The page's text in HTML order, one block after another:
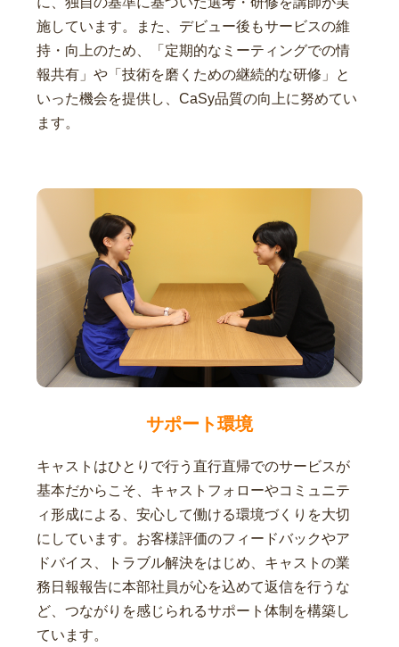
施しています。また、デビュー後もサービスの維
持・向上のため、「定期的なミーティングでの情
報共有」や「技術を磨くための継続的な研修」と
いった機会を提供し、CaSy品質の向上に努めてい
ます。
サポート環境
キャストはひとりで行う直行直帰でのサービスが
基本だからこそ、キャストフォローやコミュニテ
ィ形成による、安心して働ける環境づくりを大切
にしています。お客様評価のフィードバックやア
ドバイス、トラブル解決をはじめ、キャストの業
務日報報告に本部社員が心を込めて返信を行うな
ど、つながりを感じられるサポート体制を構築し
ています。